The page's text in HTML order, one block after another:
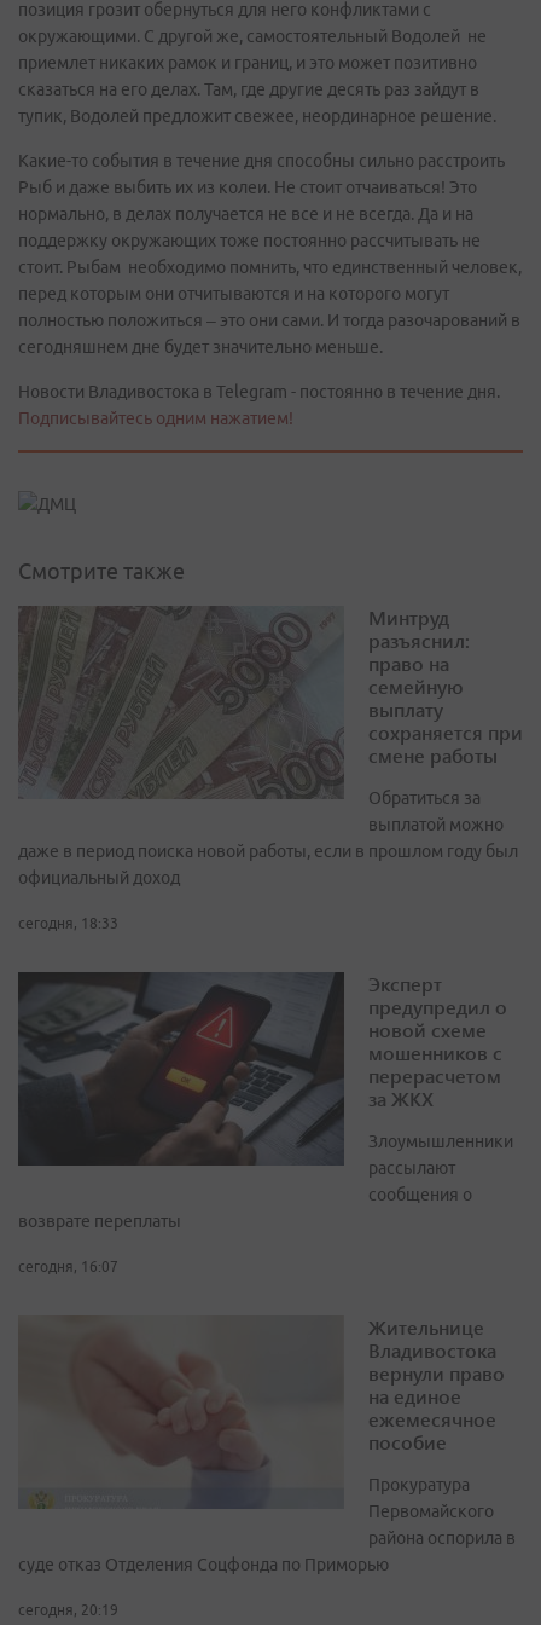
позиция грозит обернуться для него конфликтами с
окружающими. С другой же, самостоятельный Водолей не
приемлет никаких рамок и границ, и это может позитивно
сказаться на его делах. Там, где другие десять раз зайдут в
тупик, Водолей предложит свежее, неординарное решение.
Какие-то события в течение дня способны сильно расстроить
Рыб и даже выбить их из колеи. Не стоит отчаиваться! Это
нормально, в делах получается не все и не всегда. Да и на
поддержку окружающих тоже постоянно рассчитывать не
стоит. Рыбам необходимо помнить, что единственный человек,
перед которым они отчитываются и на которого могут
полностью положиться – это они сами. И тогда разочарований в
сегодняшнем дне будет значительно меньше.
Новости Владивостока в Telegram - постоянно в течение дня.
Подписывайтесь одним нажатием!
Смотрите также
Минтруд
разъяснил:
право на
семейную
выплату
сохраняется при
смене работы
Обратиться за
выплатой можно
даже в период поиска новой работы, если в прошлом году был
официальный доход
сегодня, 18:33
Эксперт
предупредил о
новой схеме
мошенников с
перерасчетом
за ЖКХ
Злоумышленники
рассылают
сообщения о
возврате переплаты
сегодня, 16:07
Жительнице
Владивостока
вернули право
на единое
ежемесячное
пособие
Прокуратура
Первомайского
района оспорила в
суде отказ Отделения Соцфонда по Приморью
сегодня, 20:19